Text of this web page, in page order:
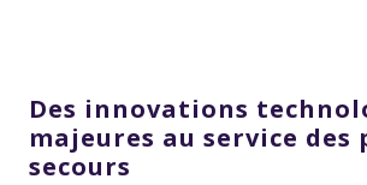
Des innovations
majeures au service des
secours